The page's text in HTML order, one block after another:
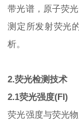
带光谱，原子荧
测定所发射荧光
析。
2.荧光检测技术
2.1荧光强度(FI)
荧光强度与荧光